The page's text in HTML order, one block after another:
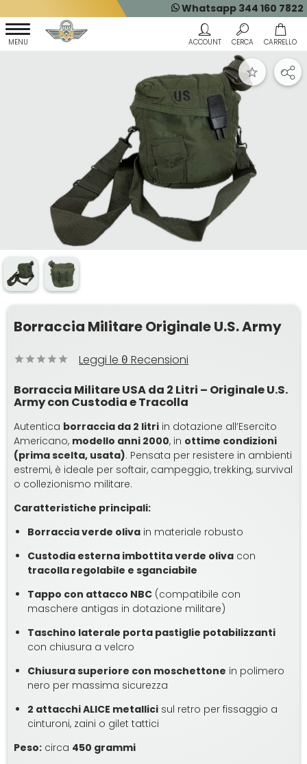
Whatsapp 344 160 7822
Borraccia Militare Originale U.S. Army
Leggi le 0 Recensioni
Borraccia Militare USA da 2 Litri – Originale U.S.
Army con Custodia e Tracolla
Autentica borraccia da 2 litri in dotazione all’Esercito
Americano, modello anni 2000, in ottime condizioni
(prima scelta, usata). Pensata per resistere in ambienti
estremi, è ideale per softair, campeggio, trekking, survival
o collezionismo militare.
Caratteristiche principali:
Borraccia verde oliva in materiale robusto
Custodia esterna imbottita verde oliva con
tracolla regolabile e sganciabile
Tappo con attacco NBC (compatibile con
maschere antigas in dotazione militare)
Taschino laterale porta pastiglie potabilizzanti
con chiusura a velcro
Chiusura superiore con moschettone in polimero
nero per massima sicurezza
2 attacchi ALICE metallici sul retro per fissaggio a
cinturoni, zaini o gilet tattici
Peso: circa 450 grammi